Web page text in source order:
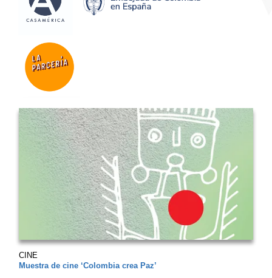
CINE
Muestra de cine ‘Colombia crea Paz’